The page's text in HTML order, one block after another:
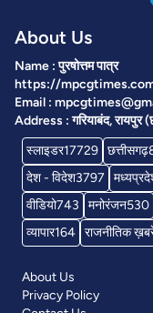
About Us
Name : पुरषोत्तम पात्र
https://
Email :
Address : गरियाबंद, रायपुर
स्लाइडर17729 छत्तीसगढ़
देश - विदेश3797
वीडियो743 मनोरंजन530
व्यापार164 राजनीतिक
About Us
Privacy Policy